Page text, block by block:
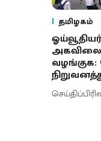
தமிழகம்
வழங்குக: